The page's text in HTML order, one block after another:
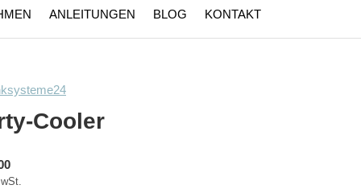
ANLEITUNGEN BLOG KONTAKT
Cooler